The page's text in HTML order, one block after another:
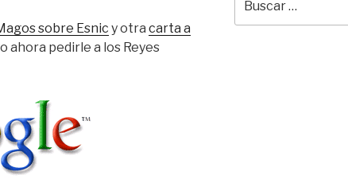
sobre Esnic y otra carta a
ahora pedirle a los Reyes
por: